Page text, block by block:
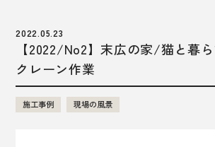
2022.05.23
【2022/No2】末広の家/猫と暮
クレーン作業
施工事例 現場の風景